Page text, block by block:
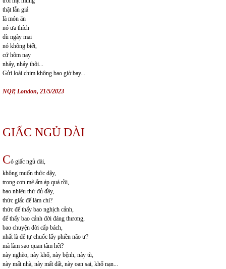
thật lẫn giả
là món ăn
nó ưa thích
dù ngày mai
nó không biết,
cứ hôm nay
nhảy, nhảy thôi...
Gửi loài chim không bao giờ bay...
NQP, London, 21/5/2023
GIẤC NGỦ DÀI
Có giấc ngủ dài,
không muốn thức dậy,
trong cơn mê ấm áp quá rồi,
bao nhiêu thứ đủ đầy,
thức giấc để làm chi?
thức để thấy bao nghịch cảnh,
để thấy bao cảnh đời đáng thương,
bao chuyện đời cấp bách,
nhất là để tự chuốc lấy phiền não ư?
mà làm sao quan tâm hết?
này nghèo, này khổ, này bệnh, này tù,
này mất nhà, này mất đất, này oan sai, khổ nạn...